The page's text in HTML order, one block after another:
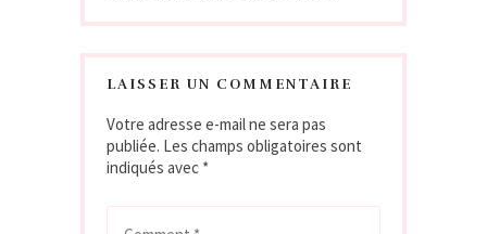
LAISSER UN COMMENTAIRE
Votre adresse e-mail ne sera pas
publiée. Les champs obligatoires sont
indiqués avec *